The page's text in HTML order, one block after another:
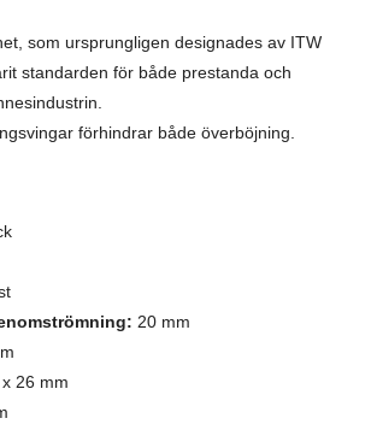
som ursprungligen designades av ITW
standarden för både prestanda och
förhindrar både överböjning.
20 mm
m
26 mm